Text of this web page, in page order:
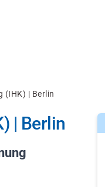
(IHK) | Berlin
| Berlin